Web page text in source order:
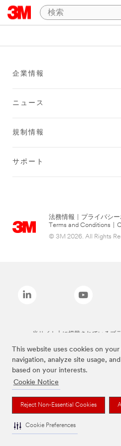
This website uses cookies on
navigation, analyze site usage,
based on your interests.
Cookie Notice
Reject Non-Essential Cookies
Cookie Preferences
企業情報
ニュース
規制情報
サポート
法務情報 プライバシ
Terms and Conditions
© 3M 2026. All Rights
当サイト上に掲載されているブ